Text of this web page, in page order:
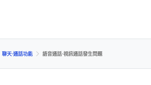
聊天⋅通話功能 語音通話⋅視訊通話發生問題